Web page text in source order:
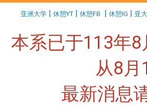
亚洲大学 | 休憩YT | 休憩FB | 休憩IG | 亚
本系已于113年8
从8月
最新消息